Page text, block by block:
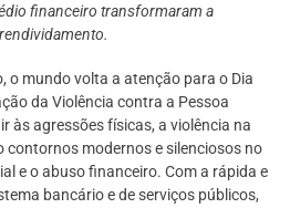
financeiro transformaram a
o mundo volta a atenção para o Dia
da Violência contra a Pessoa
às agressões físicas, a violência na
contornos modernos e silenciosos no
e o abuso financeiro. Com a rápida e
bancário e de serviços públicos,